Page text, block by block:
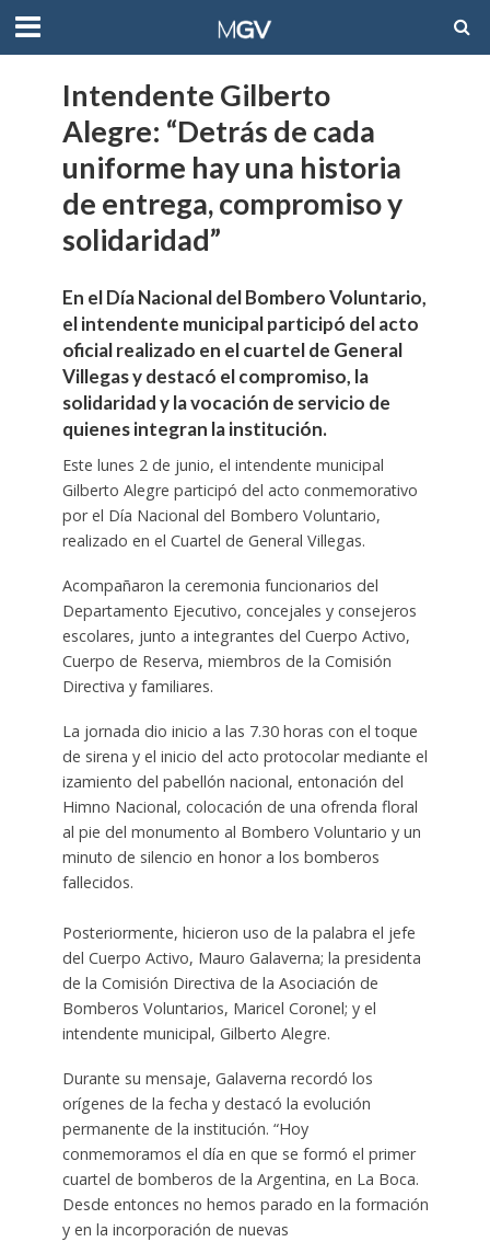
Intendente Gilberto
Alegre: “Detrás de cada
uniforme hay una historia
de entrega, compromiso y
solidaridad”
En el Día Nacional del Bombero Voluntario,
el intendente municipal participó del acto
oficial realizado en el cuartel de General
Villegas y destacó el compromiso, la
solidaridad y la vocación de servicio de
quienes integran la institución.
Este lunes 2 de junio, el intendente municipal
Gilberto Alegre participó del acto conmemorativo
por el Día Nacional del Bombero Voluntario,
realizado en el Cuartel de General Villegas.
Acompañaron la ceremonia funcionarios del
Departamento Ejecutivo, concejales y consejeros
escolares, junto a integrantes del Cuerpo Activo,
Cuerpo de Reserva, miembros de la Comisión
Directiva y familiares.
La jornada dio inicio a las 7.30 horas con el toque
de sirena y el inicio del acto protocolar mediante el
izamiento del pabellón nacional, entonación del
Himno Nacional, colocación de una ofrenda floral
al pie del monumento al Bombero Voluntario y un
minuto de silencio en honor a los bomberos
fallecidos.
Posteriormente, hicieron uso de la palabra el jefe
del Cuerpo Activo, Mauro Galaverna; la presidenta
de la Comisión Directiva de la Asociación de
Bomberos Voluntarios, Maricel Coronel; y el
intendente municipal, Gilberto Alegre.
Durante su mensaje, Galaverna recordó los
orígenes de la fecha y destacó la evolución
permanente de la institución. “Hoy
conmemoramos el día en que se formó el primer
cuartel de bomberos de la Argentina, en La Boca.
Desde entonces no hemos parado en la formación
y en la incorporación de nuevas